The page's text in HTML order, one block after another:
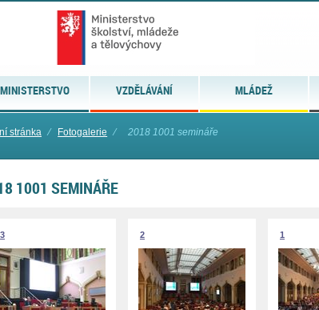
MINISTERSTVO VZDĚLÁVÁNÍ MLÁDEŽ
stránka ⁄ Fotogalerie ⁄ 2018 1001 semináře
1001 SEMINÁŘE
3 2 1